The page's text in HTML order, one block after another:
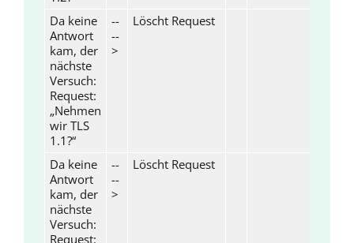
Da keine
Antwort
kam, der
nächste
Versuch:
Request:
„Nehmen
wir TLS
1.1?“
--
--
>
Löscht Request
Da keine
Antwort
kam, der
nächste
Versuch:
Request:
--
--
>
Löscht Request